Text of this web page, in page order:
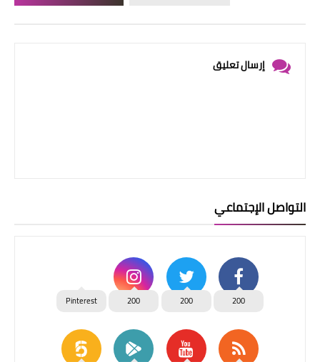
إرسال تعليق
التواصل الإجتماعي
200
200
200
Pinterest